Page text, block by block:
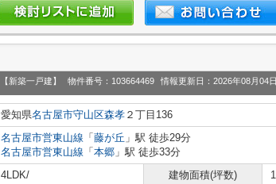
【新築一戸建】 物件番号：103664469 情報更新日：2026年08月04日
愛知県名古屋市守山区森孝 ２丁目136
名古屋市営東山線 「 藤が丘 」駅 徒歩29分
名古屋市営東山線 「 本郷 」駅 徒歩33分
4LDK/ 建物面積(坪数)